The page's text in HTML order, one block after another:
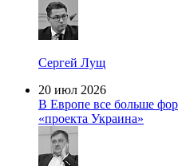
Сергей Лущ
20 июл 2026
В Европе все больше
«проекта Украина»